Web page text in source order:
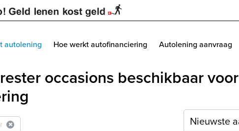
autolening Hoe werkt autofinanciering Autolening aanvraag
occasions beschikbaar voor
Sortering